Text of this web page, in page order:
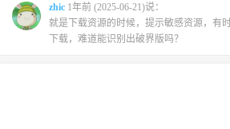
zhic 1年前 (2025-06-21)说：
就是下载资源的时候，提示敏感资源，有
下载，难道能识别出破界版吗？